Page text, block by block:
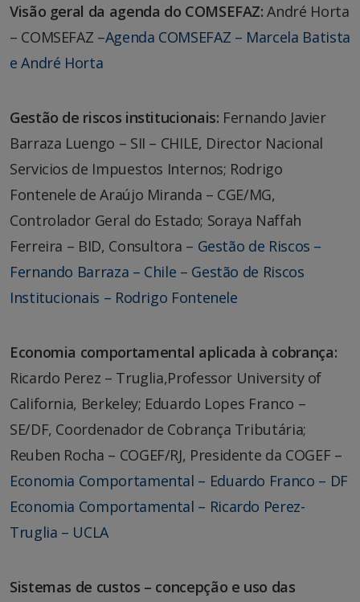
Visão geral da agenda do COMSEFAZ: André Horta
– COMSEFAZ –Agenda COMSEFAZ – Marcela Batista
e André Horta
Gestão de riscos institucionais: Fernando Javier
Barraza Luengo – SII – CHILE, Director Nacional
Servicios de Impuestos Internos; Rodrigo
Fontenele de Araújo Miranda – CGE/MG,
Controlador Geral do Estado; Soraya Naffah
Ferreira – BID, Consultora – Gestão de Riscos –
Fernando Barraza – Chile – Gestão de Riscos
Institucionais – Rodrigo Fontenele
Economia comportamental aplicada à cobrança:
Ricardo Perez – Truglia,Professor University of
California, Berkeley; Eduardo Lopes Franco –
SE/DF, Coordenador de Cobrança Tributária;
Reuben Rocha – COGEF/RJ, Presidente da COGEF –
Economia Comportamental – Eduardo Franco – DF
Economia Comportamental – Ricardo Perez-
Truglia – UCLA
Sistemas de custos – concepção e uso das